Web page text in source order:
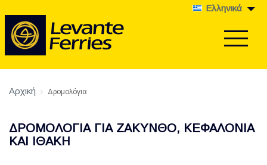
Ελληνικά
Αρχική Δρομολόγια
ΔΡΟΜΟΛΟΓΙΑ ΓΙΑ ΖΑΚΥΝΘΟ, ΚΕΦΑΛΟΝΙΑ
ΚΑΙ ΙΘΑΚΗ